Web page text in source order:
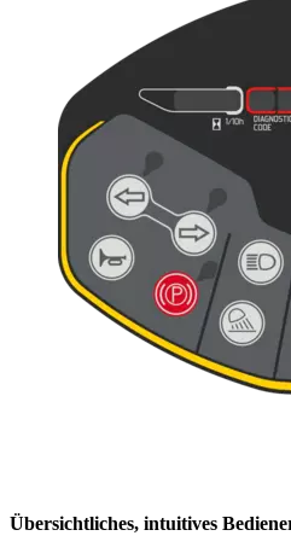
Übersichtliches, intuitives